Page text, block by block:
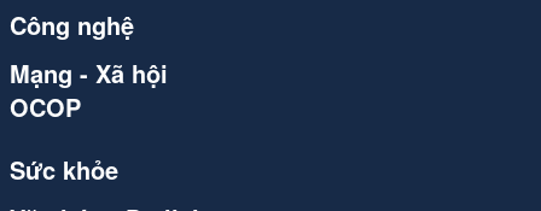
Công nghệ
Mạng - Xã hội
OCOP
Sức khỏe